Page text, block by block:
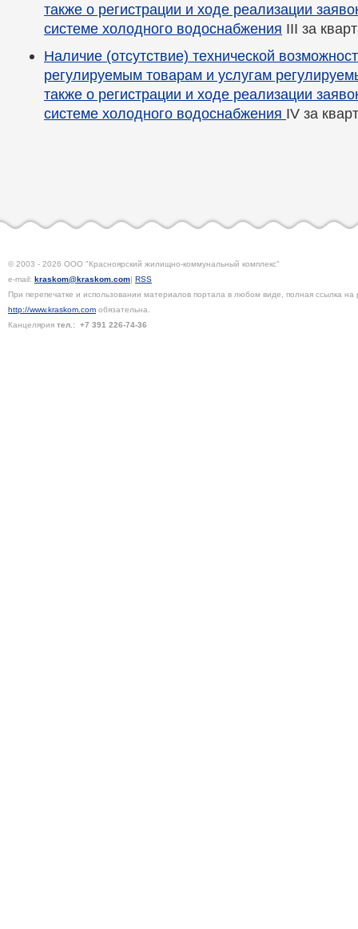
также о регистрации и ходе реализации
системе холодного водоснабжения III за
Наличие (отсутствие) технической
регулируемым товарам и услугам
также о регистрации и ходе реализации
системе холодного водоснабжения IV за
© 2003 - 2026 ООО "Красноярский жилищно-коммунальный комплекс"
e-mail: kraskom@kraskom.com| RSS
При перепечатке и использовании материалов портала в любом виде, полная ссылка на
http://www.kraskom.com обязательна.
Канцелярия тел.: +7 391 226-74-36